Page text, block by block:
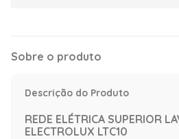
Sobre o produto
Descrição do Produto
REDE ELÉTRICA SUPERIOR
ELECTROLUX LTC10